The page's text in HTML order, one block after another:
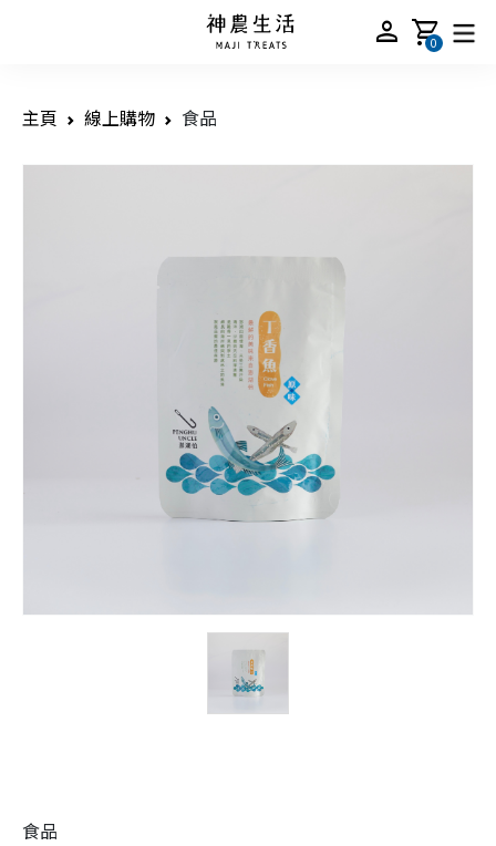
person shopping_cart
0
主頁 線上購物 食品
食品